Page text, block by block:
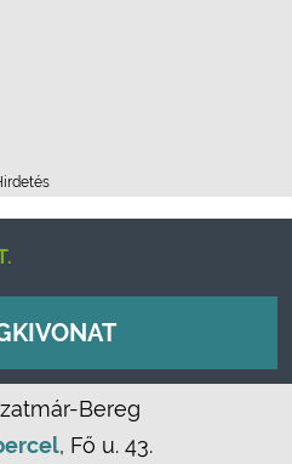
Bereg
, Fő u. 43.